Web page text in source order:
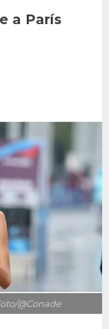
a París
@Conade